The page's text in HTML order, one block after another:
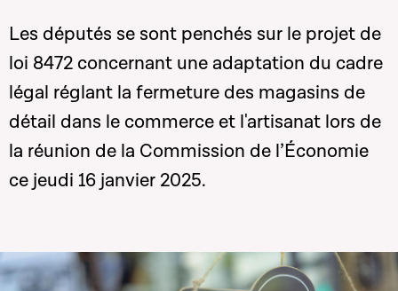
Les députés se sont penchés sur le projet de
loi 8472 concernant une adaptation du cadre
légal réglant la fermeture des magasins de
détail dans le commerce et l'artisanat lors de
la réunion de la Commission de l’Économie
ce jeudi 16 janvier 2025.